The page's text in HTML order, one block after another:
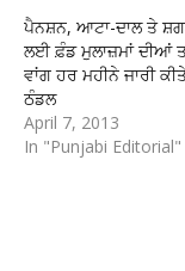
ਪੈਨਸ਼ਨ, ਆਟਾ-ਦਾਲ ਤੇ
ਲਈ ਫ਼ੰਡ ਮੁਲਾਜ਼ਮਾਂ ਦੀਆਂ
ਵਾਂਗ ਹਰ ਮਹੀਨੇ ਜਾਰੀ
ਠੰਡਲ
April 7, 2013
In "Punjabi Editorial"